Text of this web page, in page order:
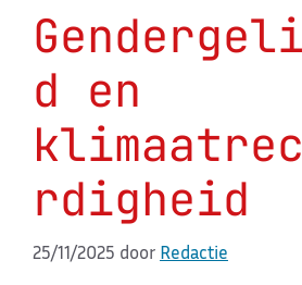
d en
rdigheid
25/11/2025 door Redactie